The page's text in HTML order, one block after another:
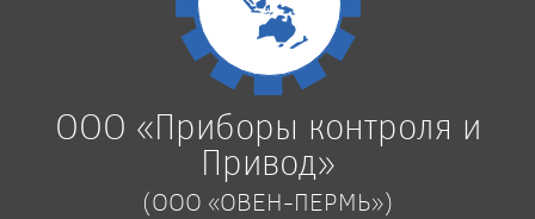
ООО «Приборы контроля и
Привод»
(ООО «ОВЕН-ПЕРМЬ»)